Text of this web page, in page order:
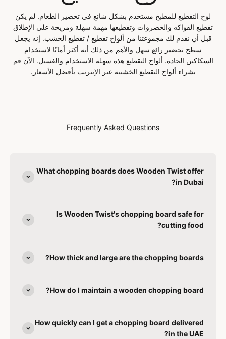
لوح التقطيع للمطبخ مستخدم بشكل شائع في تحضير الطعام. لم يكن
تقطيع الفواكه والخضروات وتقطيعها مهمة سهلة ومريحة على الإطلاق
قبل أن نقدم لك مجموعتنا من ألواح تقطيع / تقطيع الخشب. إنه يجعل
سطح تحضير رائع سهل والأهم من ذلك أنه أكثر أمانًا لاستخدام
السكاكين الحادة. ألواح التقطيع هذه سهلة الاستخدام والغسيل. الآن قم
بشراء ألواح التقطيع الخشبية عبر الإنترنت بأفضل الأسعار.
Frequently Asked Questions
What chopping boards does Wooden Twist offer
in Dubai?
Is Wooden Twist's chopping board safe for
cutting food?
How thick and large are the chopping boards?
How do I maintain a wooden chopping board?
How quickly can I get a chopping board delivered
in the UAE?